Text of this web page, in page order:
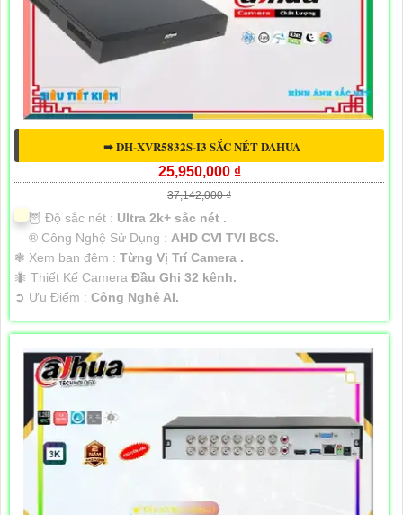
➠ DH-XVR5832S-I3 SẮC NÉT DAHUA
25,950,000 ₫
37,142,000 ₫
🦉 Độ sắc nét : Ultra 2k+ sắc nét .
®️ Công Nghệ Sử Dụng : AHD CVI TVI BCS.
❃ Xem ban đêm : Từng Vị Trí Camera .
🐜 Thiết Kế Camera Đầu Ghi 32 kênh.
️➲ Ưu Điểm : Công Nghệ AI.